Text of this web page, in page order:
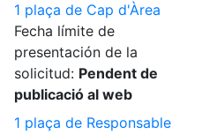
1 plaça de Cap d'Àrea
Fecha límite de
presentación de la
solicitud: Pendent de
publicació al web
1 plaça de Responsable